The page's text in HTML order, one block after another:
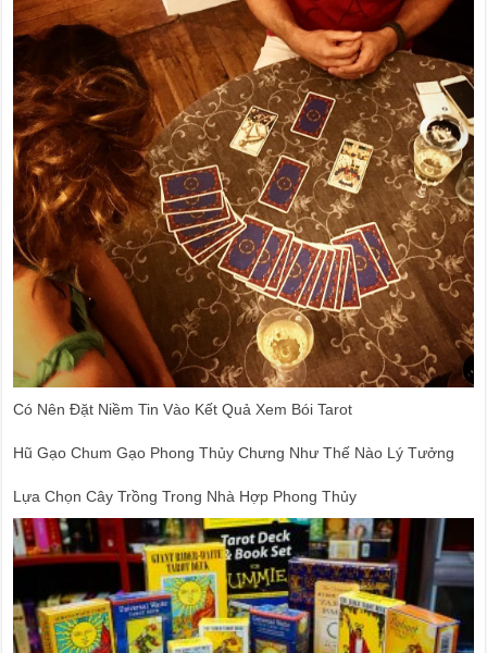
Có Nên Đặt Niềm Tin Vào Kết Quả Xem Bói Tarot
Hũ Gạo Chum Gạo Phong Thủy Chưng Như Thế Nào Lý Tưởng
Lựa Chọn Cây Trồng Trong Nhà Hợp Phong Thủy